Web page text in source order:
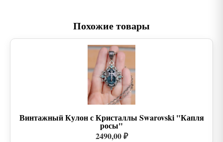
Похожие товары
Винтажный Кулон с Кристаллы Swarovski "Капля
росы"
2490,00 ₽